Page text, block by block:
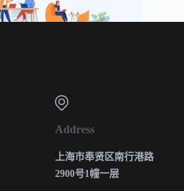
Address
上海市奉贤区南行港路
2900号1幢一层